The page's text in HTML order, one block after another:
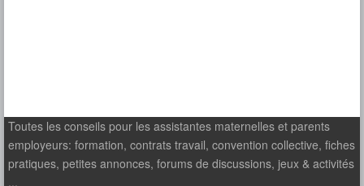
Toutes les conseils pour les assistantes maternelles et parents
employeurs: formation, contrats travail, convention collective, fiches
pratiques, petites annonces, forums de discussions, jeux & activités
...